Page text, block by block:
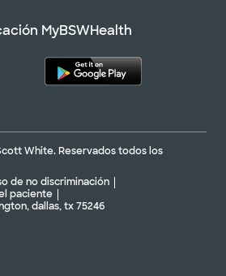
MyBSWHealth
White. Reservados todos los
de no discriminación
paciente
dallas, tx 75246